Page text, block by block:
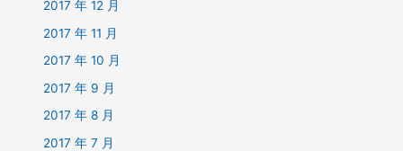
2017 年 12 月
2017 年 11 月
2017 年 10 月
2017 年 9 月
2017 年 8 月
2017 年 7 月